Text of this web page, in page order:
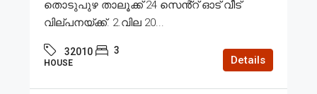
തൊടുപുഴ താലൂക്ക് 24 സെൻ്റ് ഓട് വീട്
വില്പനയ്ക്ക്. 2.വില 20...
32010 3
HOUSE Details